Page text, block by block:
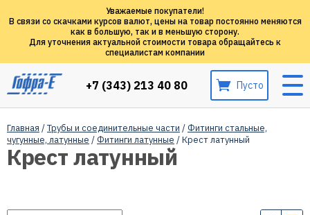
Уважаемые покупатели!
В связи со скачками курсов валют, цены на товар постоянно меняются
как в большую, так и в меньшую сторону.
Для уточнения актуальной стоимости товара обращайтесь к
специалистам компании
+7 (343) 213 40 80 Пусто
Главная /Трубы и соединительные части / Фитинги стальные,
чугунные, латунные / Фитинги латунные / Крест латунный
Крест латунный